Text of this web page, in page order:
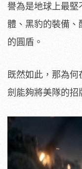
譽為是地球上最堅
體、黑豹的裝備、
的圓盾。
既然如此，那為
劍能夠將美隊的招